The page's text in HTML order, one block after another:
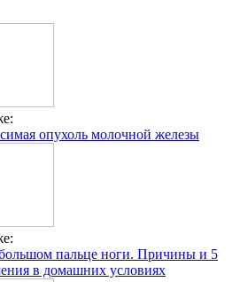
опухоль молочной железы
пальце ноги. Причины и 5
в домашних условиях